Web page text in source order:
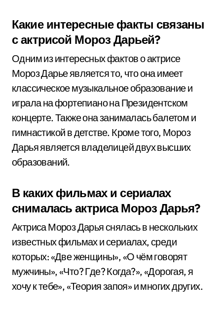
Какие интересные факты связаны
с актрисой Мороз Дарьей?
Одним из интересных фактов о актрисе
Мороз Дарье является то, что она имеет
классическое музыкальное образование и
играла на фортепиано на Президентском
концерте. Также она занималась балетом и
гимнастикой в детстве. Кроме того, Мороз
Дарья является владелицей двух высших
образований.
В каких фильмах и сериалах
снималась актриса Мороз Дарья?
Актриса Мороз Дарья снялась в нескольких
известных фильмах и сериалах, среди
которых: «Две женщины», «О чём говорят
мужчины», «Что? Где? Когда?», «Дорогая, я
хочу к тебе», «Теория запоя» и многих других.